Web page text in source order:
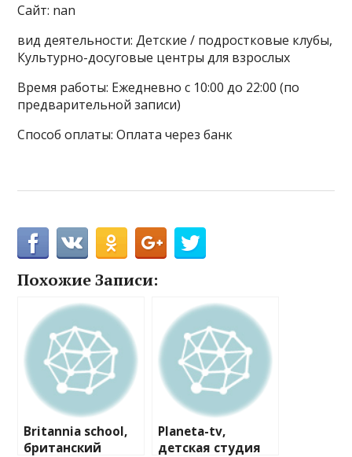
Сайт: nan
вид деятельности: Детские / подростковые клубы,
Культурно-досуговые центры для взрослых
Время работы: Ежедневно с 10:00 до 22:00 (по
предварительной записи)
Способ оплаты: Оплата через банк
Похожие Записи:
Britannia school,
британский
Planeta-tv,
детская студия